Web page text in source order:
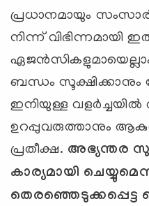
പ്രധാനമായും
നിന്ന് വിഭിന്നമായി
ബന്ധം സൂക്ഷിക്കാനും
ഇനിയുള്ള
ഉറപ്പുവരുത്താനും
പ്രതീക്ഷ. അഭ്യന്തര
കാര്യമായി
തെരഞ്ഞെടുക്കപ്പെട്ട